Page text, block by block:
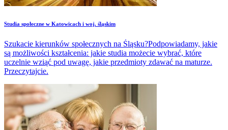
Studia społeczne w Katowicach i woj. śląskim
Szukacie kierunków społecznych na Śląsku?Podpowiadamy, jakie
są możliwości kształcenia: jakie studia możecie wybrać, które
uczelnie wziąć pod uwagę, jakie przedmioty zdawać na maturze.
Przeczytajcie.